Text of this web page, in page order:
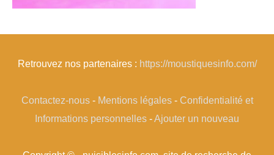
Retrouvez nos partenaires : https://moustiquesinfo.com/
Contactez-nous- Mentions légales- Confidentialité et
Informations personnelles -Ajouter un nouveau